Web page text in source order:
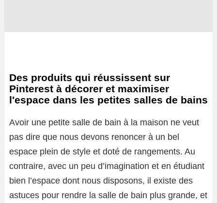
Des produits qui réussissent sur
Pinterest à décorer et maximiser
l'espace dans les petites salles de bains
Avoir une petite salle de bain à la maison ne veut
pas dire que nous devons renoncer à un bel
espace plein de style et doté de rangements. Au
contraire, avec un peu d’imagination et en étudiant
bien l’espace dont nous disposons, il existe des
astuces pour rendre la salle de bain plus grande, et